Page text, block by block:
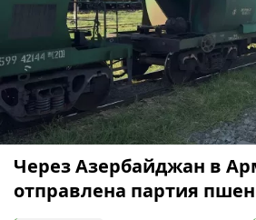
Через Азербайджан в
отправлена партия